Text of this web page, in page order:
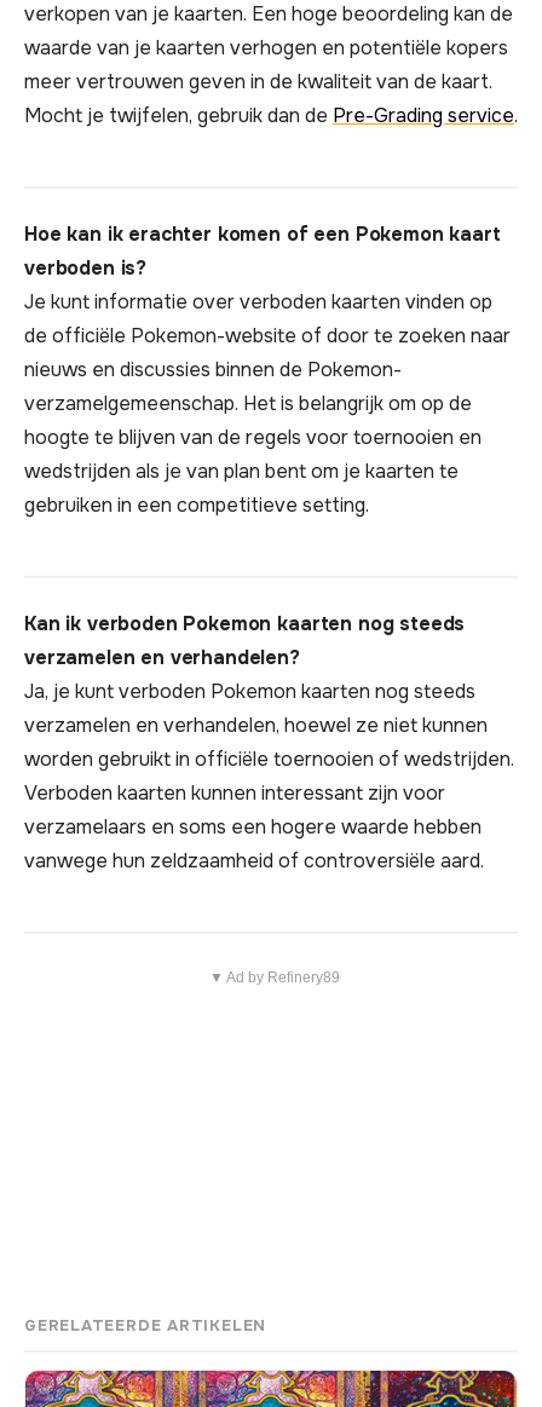
verkopen van je kaarten. Een hoge beoordeling kan de
waarde van je kaarten verhogen en potentiële kopers
meer vertrouwen geven in de kwaliteit van de kaart.
Mocht je twijfelen, gebruik dan de Pre-Grading service.
Hoe kan ik erachter komen of een Pokemon kaart
verboden is?
Je kunt informatie over verboden kaarten vinden op
de officiële Pokemon-website of door te zoeken naar
nieuws en discussies binnen de Pokemon-
verzamelgemeenschap. Het is belangrijk om op de
hoogte te blijven van de regels voor toernooien en
wedstrijden als je van plan bent om je kaarten te
gebruiken in een competitieve setting.
Kan ik verboden Pokemon kaarten nog steeds
verzamelen en verhandelen?
Ja, je kunt verboden Pokemon kaarten nog steeds
verzamelen en verhandelen, hoewel ze niet kunnen
worden gebruikt in officiële toernooien of wedstrijden.
Verboden kaarten kunnen interessant zijn voor
verzamelaars en soms een hogere waarde hebben
vanwege hun zeldzaamheid of controversiële aard.
▼ Ad by Refinery89
GERELATEERDE ARTIKELEN